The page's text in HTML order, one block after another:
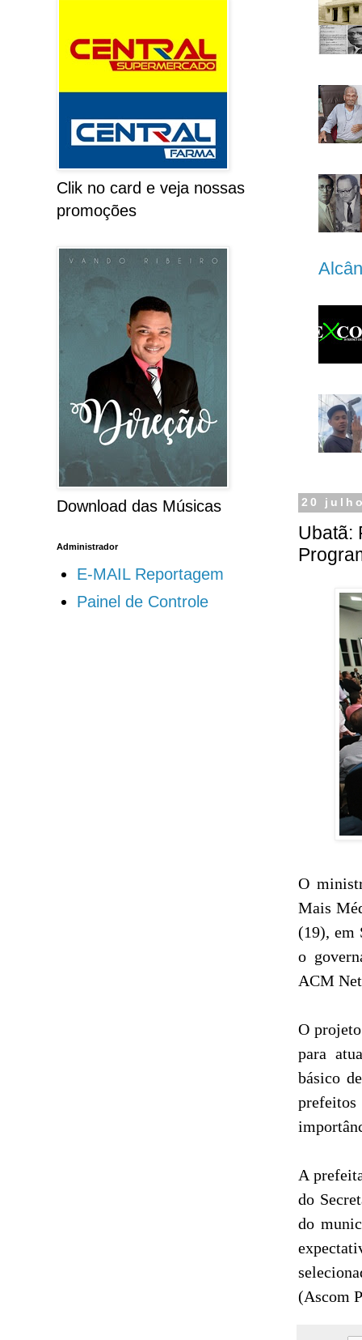
20
Ubatã:
O
Mais
(19), em
o
ACM
O
para
básico
A
do
do
(Ascom
Clik no card e veja nossas
promoções
Download das Músicas
Administrador
E-MAIL Reportagem
Painel de Controle